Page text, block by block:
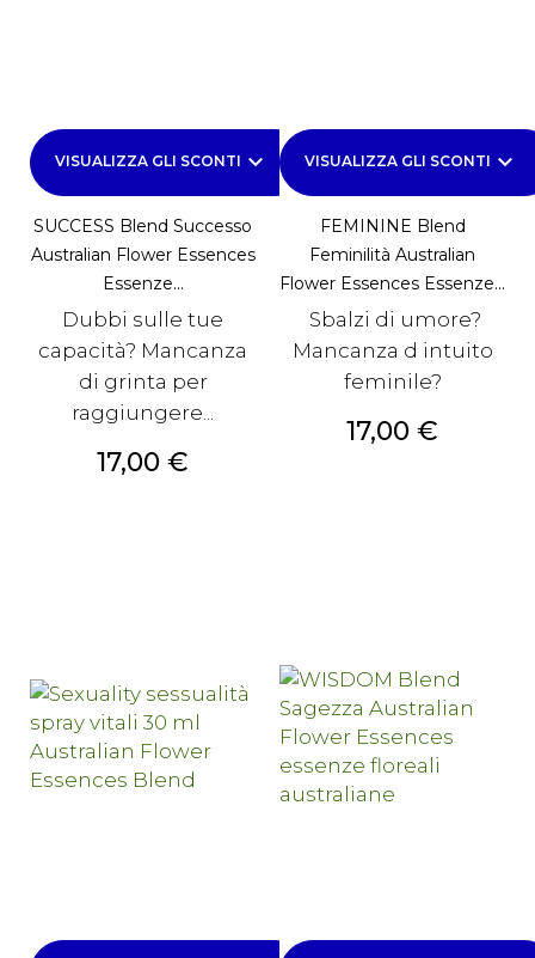
VISUALIZZA GLI SCONTI keyboard_arrow_down
SUCCESS Blend Successo
Australian Flower Essences
Essenze...
Dubbi sulle tue
capacità? Mancanza
di grinta per
raggiungere...
Prezzo
17,00 €
VISUALIZZA GLI SCONTI keyboard_arrow_down
FEMININE Blend
Feminilità Australian
Flower Essences Essenze...
Sbalzi di umore?
Mancanza d intuito
feminile?
Prezzo
17,00 €